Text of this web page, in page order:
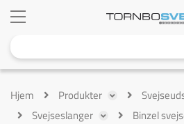
Hjem Produkter
Svejseslanger
Binzel